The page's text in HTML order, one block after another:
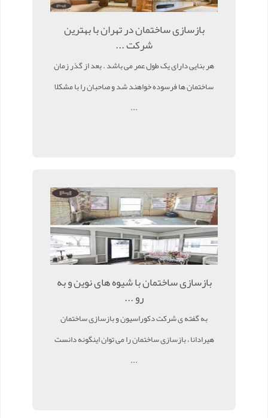
بازسازی ساختمان در تهران با بهترین
شرکت ...
هر بنایی دارای یک طول عمر می باشد . بعد از گذر زمان
ساختمان ها فرسوده خواهند شد و صاحبان را با مشکلا
...
بازسازی ساختمان با شیوه های نوین و به
رو ...
به گفته ی شرکت دکوراسیون و بازسازی ساختمان
هیرادانا ، بازسازی ساختمان را می توان اینگونه دانست
...